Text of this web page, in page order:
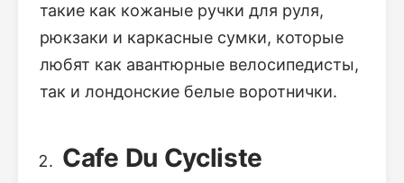
такие как кожаные ручки для руля,
рюкзаки и каркасные сумки, которые
любят как авантюрные велосипедисты,
так и лондонские белые воротнички.
Cafe Du Cycliste